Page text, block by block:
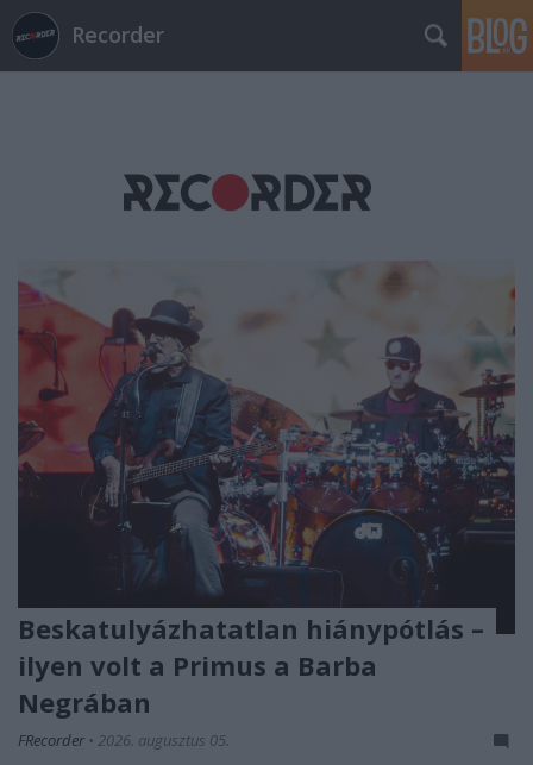
Recorder
Beskatulyázhatatlan hiánypótlás –
ilyen volt a Primus a Barba
Negrában
FRecorder • 2026. augusztus 05.